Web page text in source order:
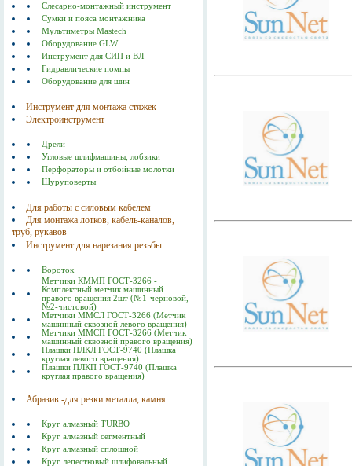
Слесарно-монтажный инструмент
Сумки и пояса монтажника
Мультиметры Mastech
Оборудование GLW
Инструмент для СИП и ВЛ
Гидравлические помпы
Оборудование для шин
Инструмент для монтажа стяжек
Электроинструмент
Дрели
Угловые шлифмашины, лобзики
Перфораторы и отбойные молотки
Шуруповерты
Для работы с силовым кабелем
Для монтажа лотков, кабель-каналов,
труб, рукавов
Инструмент для нарезания резьбы
Вороток
Метчики КММП ГОСТ-3266 -
Комплектный метчик машинный
правого вращения 2шт (№1-черновой,
№2-чистовой)
Метчики ММСЛ ГОСТ-3266 (Метчик
машинный сквозной левого вращения)
Метчики ММСП ГОСТ-3266 (Метчик
машинный сквозной правого вращения)
Плашки ПЛКЛ ГОСТ-9740 (Плашка
круглая левого вращения)
Плашки ПЛКП ГОСТ-9740 (Плашка
круглая правого вращения)
Абразив -для резки металла, камня
Круг алмазный TURBO
Круг алмазный сегментный
Круг алмазный сплошной
Круг лепестковый шлифовальный